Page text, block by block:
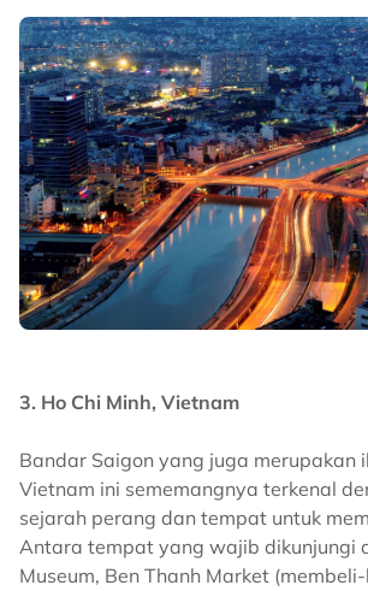
3. Ho Chi Minh, Vietnam
Bandar Saigon yang juga merupakan
Vietnam ini sememangnya terkenal
sejarah perang dan tempat untuk
Antara tempat yang wajib dikunjungi
Museum, Ben Thanh Market